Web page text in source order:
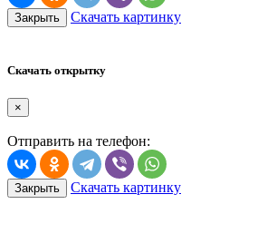
Закрыть Скачать картинку
Скачать открытку
×
Отправить на телефон:
Закрыть Скачать картинку